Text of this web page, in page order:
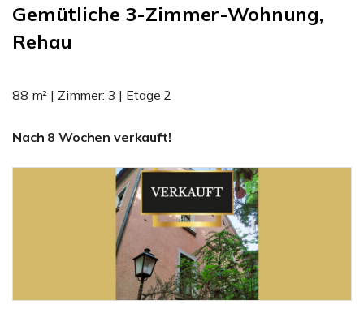
Gemütliche 3-Zimmer-Wohnung,
Rehau
88 m² | Zimmer: 3 | Etage 2
Nach 8 Wochen verkauft!